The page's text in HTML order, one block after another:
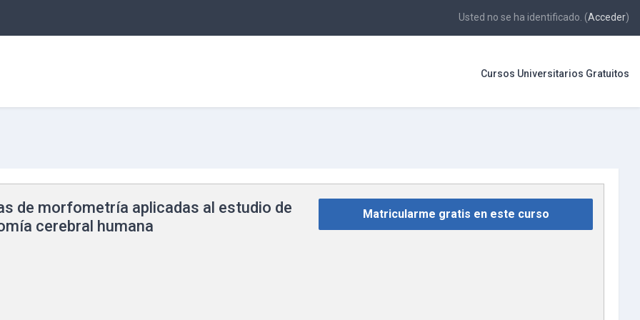
Usted no se ha identificado. (Acceder)
Cursos Universitarios Gratuitos
de morfometría aplicadas al estudio de
cerebral humana
Matricularme gratis en este curso